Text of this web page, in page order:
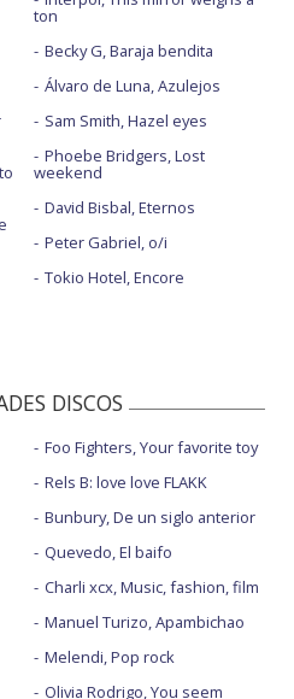
ton
Becky G, Baraja bendita
Álvaro de Luna, Azulejos
Sam Smith, Hazel eyes
Phoebe Bridgers, Lost
weekend
David Bisbal, Eternos
Peter Gabriel, o/i
Tokio Hotel, Encore
DISCOS
Foo Fighters, Your favorite toy
Rels B: love love FLAKK
Bunbury, De un siglo anterior
Quevedo, El baifo
Charli xcx, Music, fashion, film
Manuel Turizo, Apambichao
Melendi, Pop rock
Olivia Rodrigo, You seem